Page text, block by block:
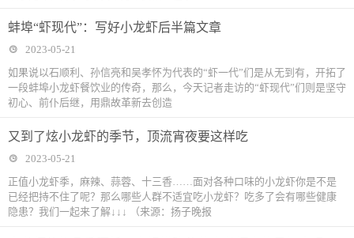
蚌埠“虾现代”：写好小龙虾后半篇文章
2023-05-21
如果说以石顺利、孙信亮和吴孝怀为代表的“虾一代”们是从无到有，开拓了
一段蚌埠小龙虾餐饮业的传奇，那么，今天记者走访的“虾现代”们则是坚守
初心、前仆后继，用鼎故革新去创造
又到了炫小龙虾的季节，顶流宵夜要这样吃
2023-05-21
正值小龙虾季，麻辣、蒜蓉、十三香……面对各种口味的小龙虾你是不是
已经把持不住了呢？那么哪些人群不适宜吃小龙虾？吃多了会有哪些健康
隐患？我们一起来了解↓↓↓ （来源：扬子晚报